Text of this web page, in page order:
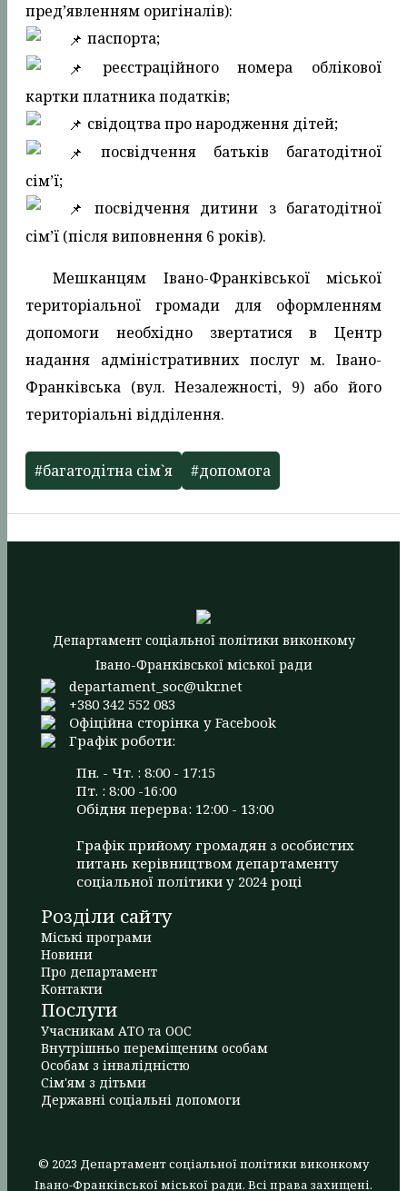
пред’явленням оригіналів):
паспорта;
реєстраційного номера облікової
картки платника податків;
свідоцтва про народження дітей;
посвідчення батьків багатодітної
сім’ї;
посвідчення дитини з багатодітної
сім’ї (після виповнення 6 років).
Мешканцям Івано-Франківської міської
територіальної громади для оформленням
допомоги необхідно звертатися в Центр
надання адміністративних послуг м. Івано-
Франківська (вул. Незалежності, 9) або його
територіальні відділення.
#багатодітна сім`я #допомога
Департамент соціальної політики виконкому
Івано-Франківської міської ради
departament_soc@ukr.net
+380 342 552 083
Офіційна сторінка у Facebook
Графік роботи:
Пн. - Чт. : 8:00 - 17:15
Пт. : 8:00 -16:00
Обідня перерва: 12:00 - 13:00
Графік прийому громадян з особистих
питань керівництвом департаменту
соціальної політики у 2024 році
Розділи сайту
Міські програми
Новини
Про департамент
Контакти
Послуги
Учасникам АТО та ООС
Внутрішньо переміщеним особам
Особам з інвалідністю
Сім'ям з дітьми
Державні соціальні допомоги
© 2023 Департамент соціальної політики виконкому
Івано-Франківської міської ради. Всі права захищені.